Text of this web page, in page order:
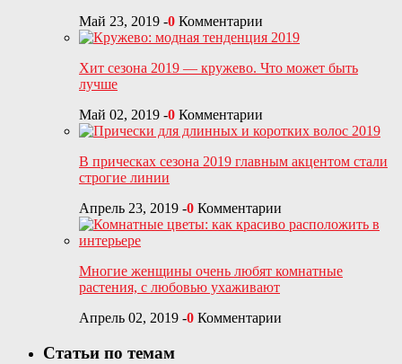
Май 23, 2019 -0 Комментарии
Хит сезона 2019 — кружево. Что может быть
лучше
Май 02, 2019 -0 Комментарии
В прическах сезона 2019 главным акцентом стали
строгие линии
Апрель 23, 2019 -0 Комментарии
Многие женщины очень любят комнатные
растения, с любовью ухаживают
Апрель 02, 2019 -0 Комментарии
Статьи по темам